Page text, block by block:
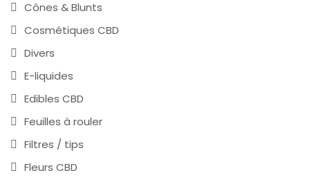
Cônes & Blunts
Cosmétiques CBD
Divers
E-liquides
Edibles CBD
Feuilles à rouler
Filtres / tips
Fleurs CBD